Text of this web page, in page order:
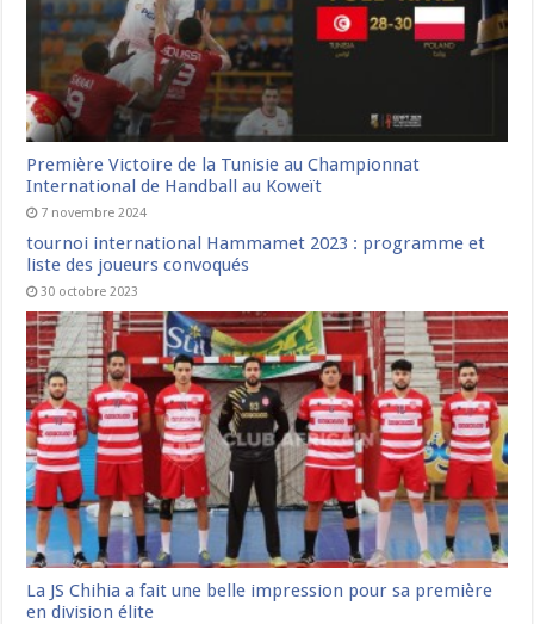
Première Victoire de la Tunisie au Championnat
International de Handball au Koweït
7 novembre 2024
tournoi international Hammamet 2023 : programme et
liste des joueurs convoqués
30 octobre 2023
La JS Chihia a fait une belle impression pour sa première
en division élite